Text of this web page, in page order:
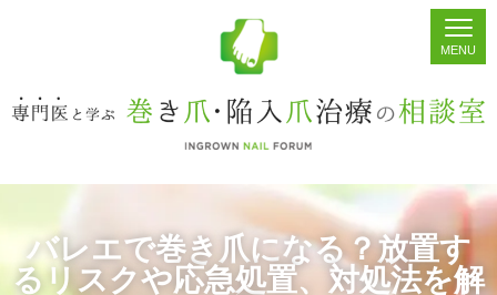
ホーム シェア 掲示板 検索
バレエで巻き爪になる？放置す
るリスクや応急処置、対処法を解